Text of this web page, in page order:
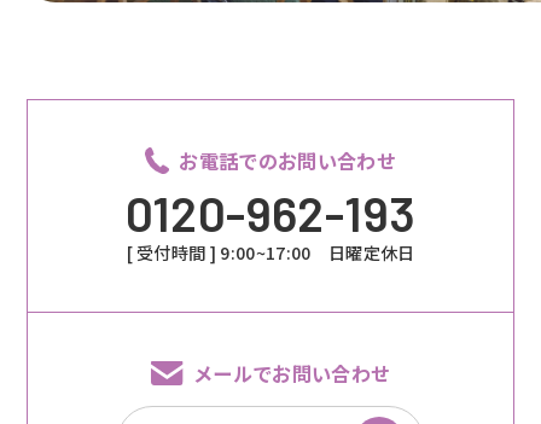
お電話でのお問い合わせ
0120-962-193
[ 受付時間 ] 9:00~17:00 日曜定休日
メールでお問い合わせ